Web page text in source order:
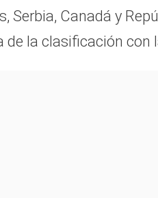
Serbia, Canadá y
de la clasificación con